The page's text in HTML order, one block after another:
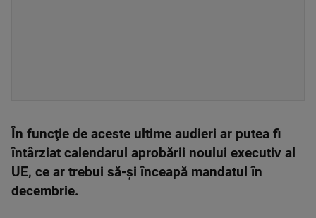
În funcţie de aceste ultime audieri ar putea fi
întârziat calendarul aprobării noului executiv al
UE, ce ar trebui să-şi înceapă mandatul în
decembrie.